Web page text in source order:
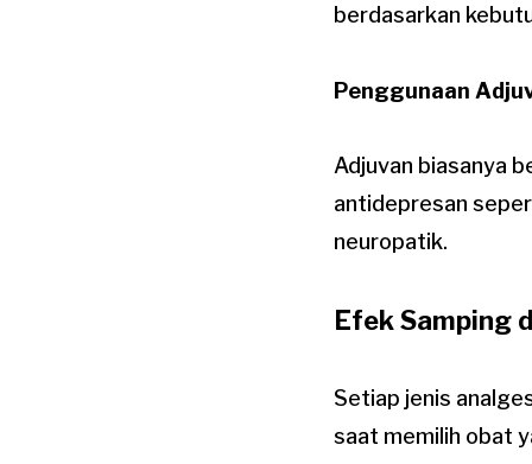
berdasarkan
Penggunaan
Adjuvan biasanya
antidepresan
neuropatik.
Efek Samping
Setiap jenis
saat memilih obat